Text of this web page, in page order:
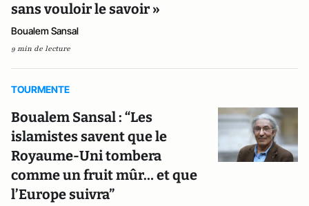
sans vouloir le savoir »
Boualem Sansal
9 min de lecture
TOURMENTE
Boualem Sansal : “Les
islamistes savent que le
Royaume-Uni tombera
comme un fruit mûr… et que
l’Europe suivra”